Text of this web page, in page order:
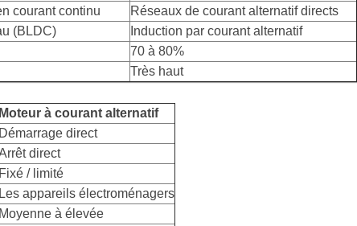
courant continu
Réseaux de courant alternatif directs
(BLDC)
Induction par courant alternatif
70 à 80%
Très haut
Moteur à courant alternatif
Démarrage direct
direct
Fixé / limité
Les appareils électroménagers
Moyenne à élevée